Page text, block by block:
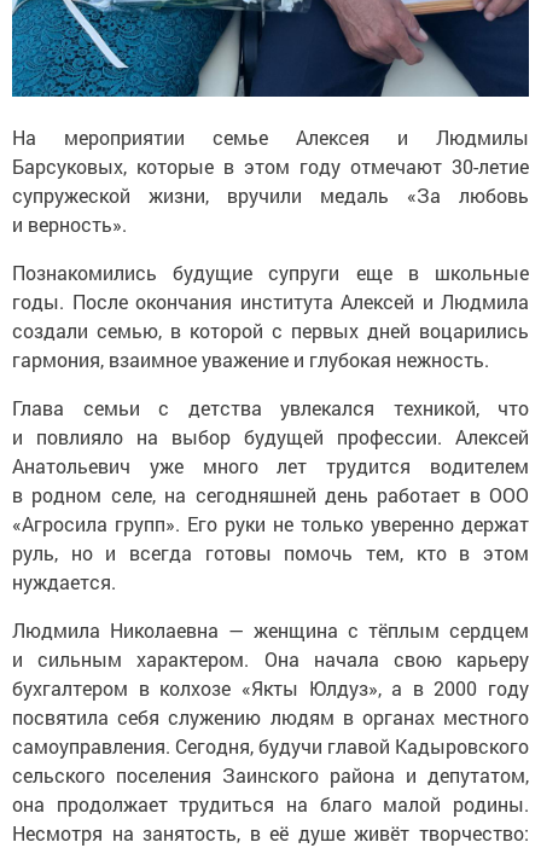
На мероприятии семье Алексея и Людмилы
Барсуковых, которые в этом году отмечают 30-летие
супружеской жизни, вручили медаль «За любовь
и верность».
Познакомились будущие супруги еще в школьные
годы. После окончания института Алексей и Людмила
создали семью, в которой с первых дней воцарились
гармония, взаимное уважение и глубокая нежность.
Глава семьи с детства увлекался техникой, что
и повлияло на выбор будущей профессии. Алексей
Анатольевич уже много лет трудится водителем
в родном селе, на сегодняшней день работает в ООО
«Агросила групп». Его руки не только уверенно держат
руль, но и всегда готовы помочь тем, кто в этом
нуждается.
Людмила Николаевна — женщина с тёплым сердцем
и сильным характером. Она начала свою карьеру
бухгалтером в колхозе «Якты Юлдуз», а в 2000 году
посвятила себя служению людям в органах местного
самоуправления. Сегодня, будучи главой Кадыровского
сельского поселения Заинского района и депутатом,
она продолжает трудиться на благо малой родины.
Несмотря на занятость, в её душе живёт творчество: